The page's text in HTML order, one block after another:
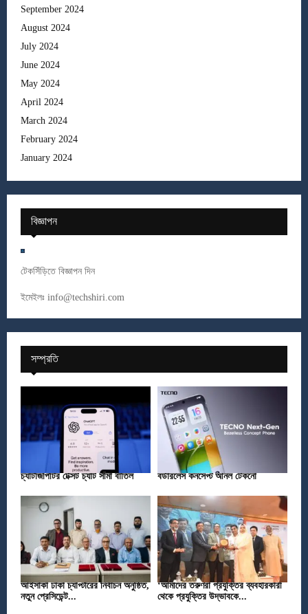
September 2024
August 2024
July 2024
June 2024
May 2024
April 2024
March 2024
February 2024
January 2024
বিজ্ঞাপন
টেকসিঁড়িতে বিজ্ঞাপন দিন
ইমেইলঃ info@techshiri.com
সম্প্রতি
চ্যাটজিপিটির টেক্সট চ্যাট সীমা বাতিল বর্ডারলেস কনসেপ্ট আনল টেকনো
আইসাকা ঢাকা চ্যাপ্টারের নির্বাচন অনুষ্ঠিত,
নতুন প্রেসিডেন্ট...
‘আমাদের তরুণরা প্রযুক্তির ব্যবহারকারী
থেকে প্রযুক্তির উদ্ভাবকে...